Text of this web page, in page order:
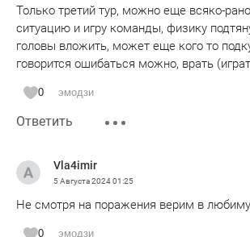
Только третий тур, можно еще всяко-
ситуацию и игру команды, физику
головы вложить, может еще кого то
говорится ошибаться можно, врать
0 эмодзи
Ответить
Vla4imir
5 Августа 202401:25
Не смотря на поражения верим в
0 эмодзи